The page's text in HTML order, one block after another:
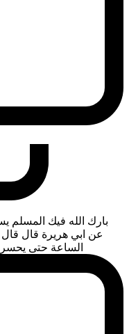
بارك الله فيك المسلم
عن ابي هريرة قال
الساعة حتى